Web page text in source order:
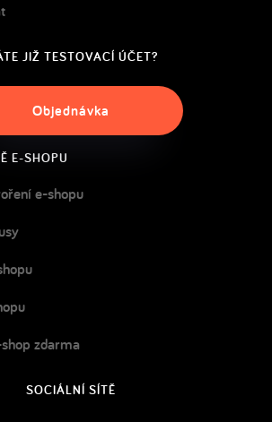
JIŽ TESTOVACÍ ÚČET?
Objednávka
E-SHOPU
e-shopu
zdarma
SOCIÁLNÍ SÍTĚ